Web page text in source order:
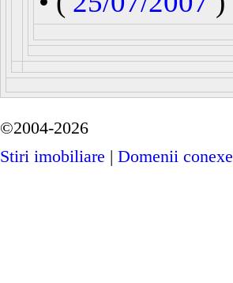
©2004-2026
Stiri imobiliare | Domenii conexe